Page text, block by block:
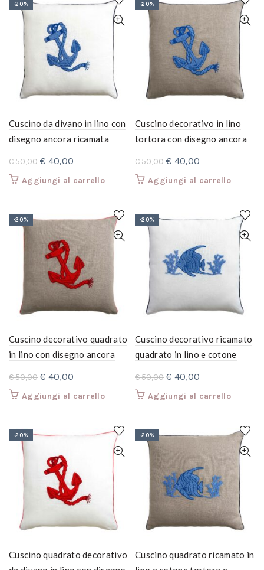
€ 50,00.€ 40,00.
€ 50,00.€ 40,00.
-20%
Cuscino da divano in lino con
disegno ancora ricamata
€50,00 Il
prezzo
€ 50,00.
€ 40,00
prezzo
€ 40,00.
Aggiungi al carrello
-20%
Cuscino decorativo in lino
tortora con disegno ancora
€50,00 Il
prezzo
€ 50,00.
€ 40,00
prezzo
€ 40,00.
Aggiungi al carrello
-20%
Cuscino decorativo quadrato
in lino con disegno ancora
€50,00 Il
prezzo
€ 50,00.
€ 40,00
prezzo
€ 40,00.
Aggiungi al carrello
-20%
Cuscino decorativo ricamato
quadrato in lino e cotone
€50,00 Il
prezzo
€ 50,00.
€ 40,00
prezzo
€ 40,00.
Aggiungi al carrello
-20%
Cuscino quadrato decorativo
-20%
Cuscino quadrato ricamato in